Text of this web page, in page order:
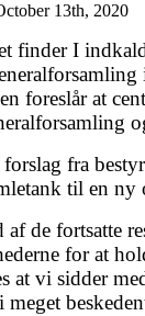
13th, 2020
finder I
foreslår at
forslag fra
til en ny
af de fortsatte
for at
at vi sidder
meget